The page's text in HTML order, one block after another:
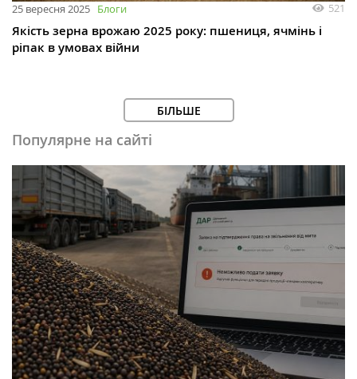
25 вересня 2025 Блоги 521
Якість зерна врожаю 2025 року: пшениця, ячмінь і
ріпак в умовах війни
БІЛЬШЕ
Популярне на сайті